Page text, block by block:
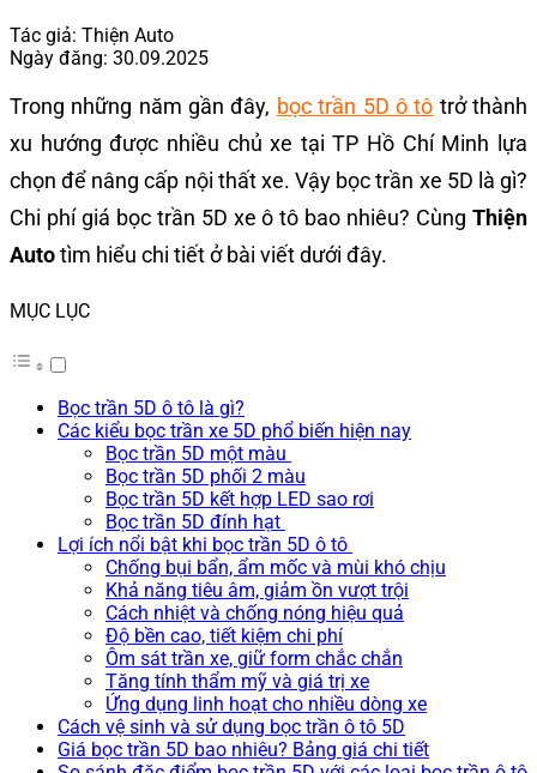
Tác giả: Thiện Auto
Ngày đăng: 30.09.2025
Trong những năm gần đây, bọc trần 5D ô tô trở thành
xu hướng được nhiều chủ xe tại TP Hồ Chí Minh lựa
chọn để nâng cấp nội thất xe. Vậy bọc trần xe 5D là gì?
Chi phí giá bọc trần 5D xe ô tô bao nhiêu? Cùng Thiện
Autotìm hiểu chi tiết ở bài viết dưới đây.
MỤC LỤC
Bọc trần 5D ô tô là gì?
Các kiểu bọc trần xe 5D phổ biến hiện nay
Bọc trần 5D một màu
Bọc trần 5D phối 2 màu
Bọc trần 5D kết hợp LED sao rơi
Bọc trần 5D đính hạt
Lợi ích nổi bật khi bọc trần 5D ô tô
Chống bụi bẩn, ẩm mốc và mùi khó chịu
Khả năng tiêu âm, giảm ồn vượt trội
Cách nhiệt và chống nóng hiệu quả
Độ bền cao, tiết kiệm chi phí
Ôm sát trần xe, giữ form chắc chắn
Tăng tính thẩm mỹ và giá trị xe
Ứng dụng linh hoạt cho nhiều dòng xe
Cách vệ sinh và sử dụng bọc trần ô tô 5D
Giá bọc trần 5D bao nhiêu? Bảng giá chi tiết